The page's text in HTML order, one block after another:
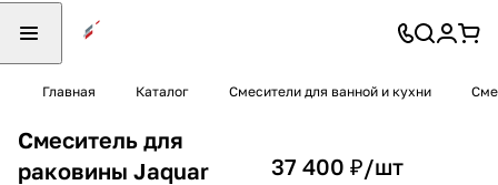
Главная Каталог Смесители для ванной и кухни
Смеситель для
раковины Jaquar
37 400 ₽/шт